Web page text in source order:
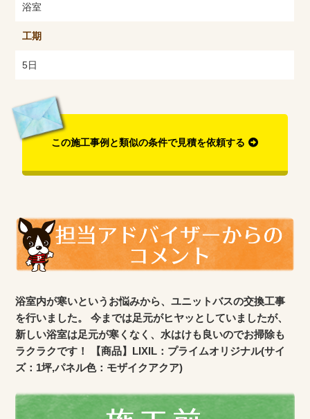
浴室
工期
5日
この施工事例と類似の条件で見積を依頼する
浴室内が寒いというお悩みから、ユニットバスの交換工事
を行いました。 今までは足元がヒヤッとしていましたが、
新しい浴室は足元が寒くなく、水はけも良いのでお掃除も
ラクラクです！ 【商品】LIXIL：プライムオリジナル(サイ
ズ：1坪,パネル色：モザイクアクア)